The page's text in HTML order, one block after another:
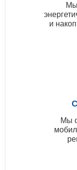
и
Мы